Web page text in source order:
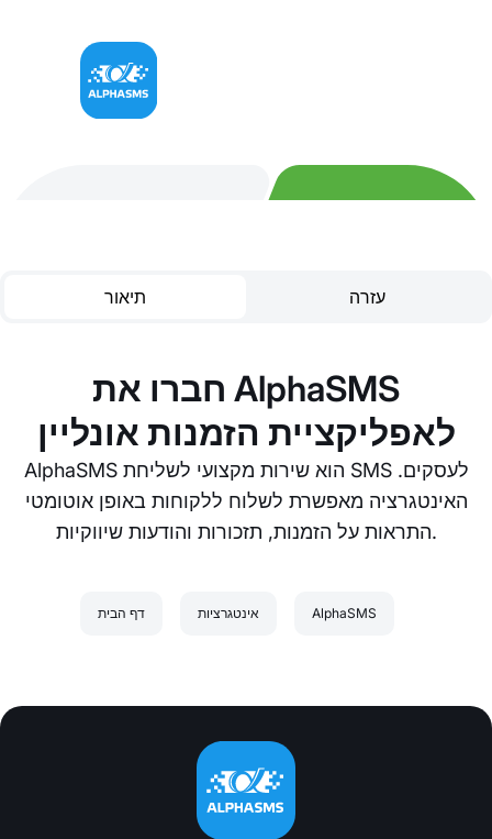
תיאור עזרה
חברו את AlphaSMS
לאפליקציית הזמנות אונליין
AlphaSMS הוא שירות מקצועי לשליחת SMS לעסקים.
האינטגרציה מאפשרת לשלוח ללקוחות באופן אוטומטי
התראות על הזמנות, תזכורות והודעות שיווקיות.
דף הבית אינטגרציות AlphaSMS